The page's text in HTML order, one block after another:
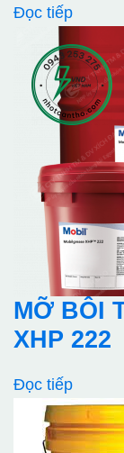
Đọc tiếp
MỠ BÔI
XHP 222
Đọc tiếp